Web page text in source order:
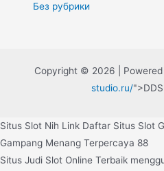
Без рубрики
Copyright © 2026 |
studio.ru/
Situs Slot Nih Link Daftar Situs Slot
Gampang Menang Terpercaya 88
Situs Judi Slot Online Terbaik